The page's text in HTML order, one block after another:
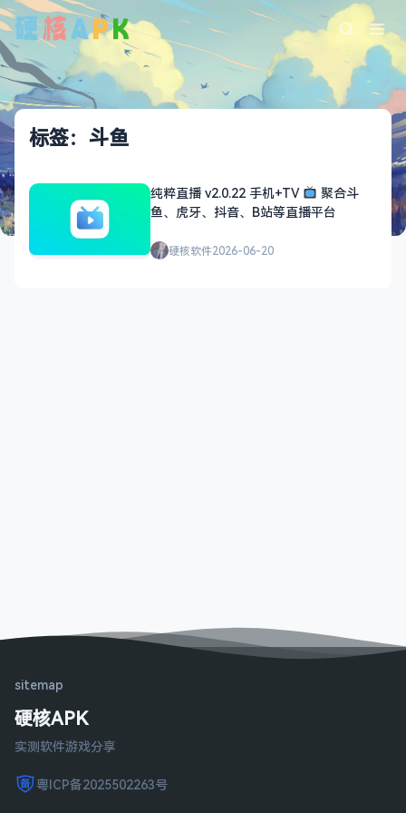
标签：斗鱼
纯粹直播 v2.0.22 手机+TV
聚合斗
鱼、虎牙、抖音、B站等直播平台
硬核软件2026-06-20
sitemap
硬核APK
实测软件游戏分享
粤ICP备2025502263号